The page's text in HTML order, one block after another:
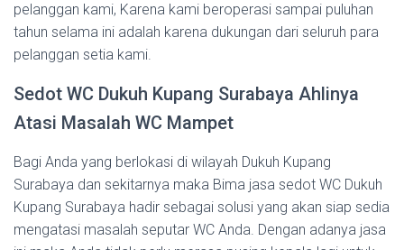
pelanggan kami, Karena kami beroperasi sampai puluhan
tahun selama ini adalah karena dukungan dari seluruh para
pelanggan setia kami.
Sedot WC Dukuh Kupang Surabaya Ahlinya
Atasi Masalah WC Mampet
Bagi Anda yang berlokasi di wilayah Dukuh Kupang
Surabaya dan sekitarnya maka Bima jasa sedot WC Dukuh
Kupang Surabaya hadir sebagai solusi yang akan siap sedia
mengatasi masalah seputar WC Anda. Dengan adanya jasa